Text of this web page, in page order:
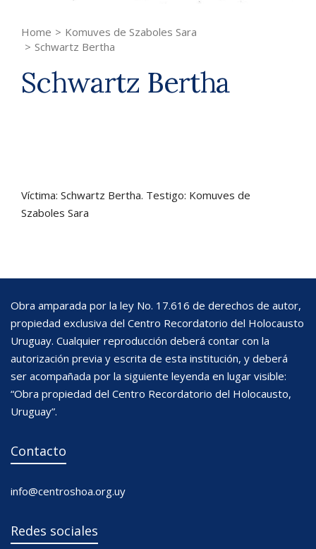
Home > Komuves de Szaboles Sara
> Schwartz Bertha
Schwartz Bertha
Víctima: Schwartz Bertha. Testigo: Komuves de
Szaboles Sara
Obra amparada por la ley No. 17.616 de derechos de autor,
propiedad exclusiva del Centro Recordatorio del Holocausto
Uruguay. Cualquier reproducción deberá contar con la
autorización previa y escrita de esta institución, y deberá
ser acompañada por la siguiente leyenda en lugar visible:
“Obra propiedad del Centro Recordatorio del Holocausto,
Uruguay”.
Contacto
info@centroshoa.org.uy
Redes sociales